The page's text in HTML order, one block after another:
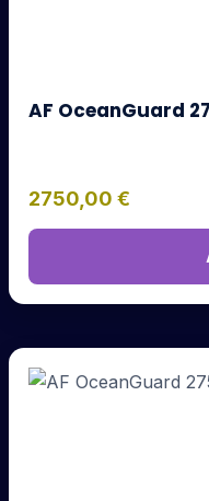
AF OceanGuard
2750,00 €